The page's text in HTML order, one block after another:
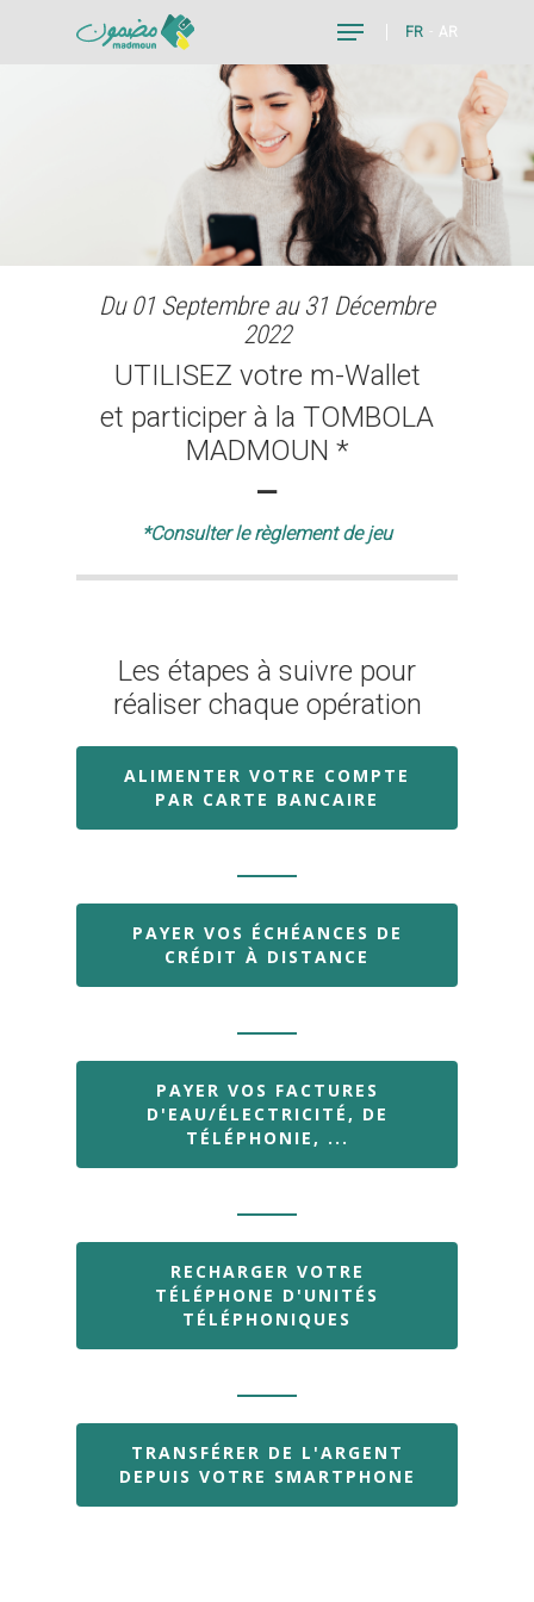
Hit enter to search or ESC to close
FR AR
Du 01 Septembre au 31 Décembre
2022
UTILISEZ votre m-Wallet
et participer à la TOMBOLA
MADMOUN *
–
*Consulter le règlement de jeu
Les étapes à suivre pour
réaliser chaque opération
ALIMENTER VOTRE COMPTE
PAR CARTE BANCAIRE
PAYER VOS ÉCHÉANCES DE
CRÉDIT À DISTANCE
PAYER VOS FACTURES
D'EAU/ÉLECTRICITÉ, DE
TÉLÉPHONIE, ...
RECHARGER VOTRE
TÉLÉPHONE D'UNITÉS
TÉLÉPHONIQUES
TRANSFÉRER DE L'ARGENT
DEPUIS VOTRE SMARTPHONE
Je suis un
commerçant
Trouver un
Nouveautés